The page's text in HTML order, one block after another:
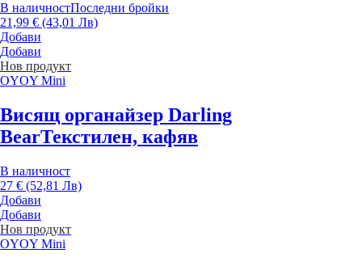
В наличностПоследни бройки
21,99 € (43,01 Лв)
Добави
Добави
Нов продукт
OYOY Mini
Висящ органайзер Darling
BearТекстилен, кафяв
В наличност
27 € (52,81 Лв)
Добави
Добави
Нов продукт
OYOY Mini